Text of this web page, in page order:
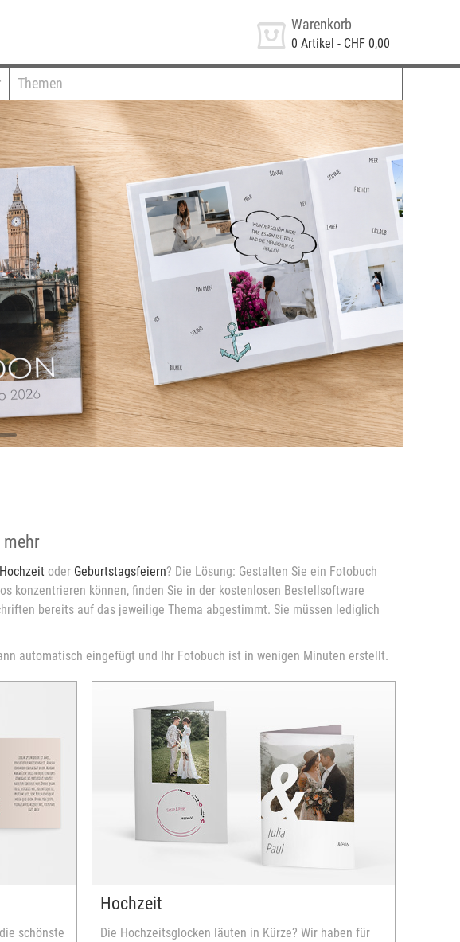
Warenkorb
0 Artikel - CHF 0,00
Themen
☀️Ihr Sommer, Ihr Fotobuch📘
Kostenlose Fotobuch-Vorlagen:
🗸 Safari
🗸 Strandurlaub
🗸 Städtetrip
🗸 Wanderurlaub
Jetzt entdecken
mehr
Hochzeit oder Geburtstagsfeiern? Die Lösung: Gestalten Sie ein Fotobuch
konzentrieren können, finden Sie in der kostenlosen Bestellsoftware
bereits auf das jeweilige Thema abgestimmt. Sie müssen lediglich
automatisch eingefügt und Ihr Fotobuch ist in wenigen Minuten erstellt.
schönste
Hochzeit
Die Hochzeitsglocken läuten in Kürze? Wir haben für